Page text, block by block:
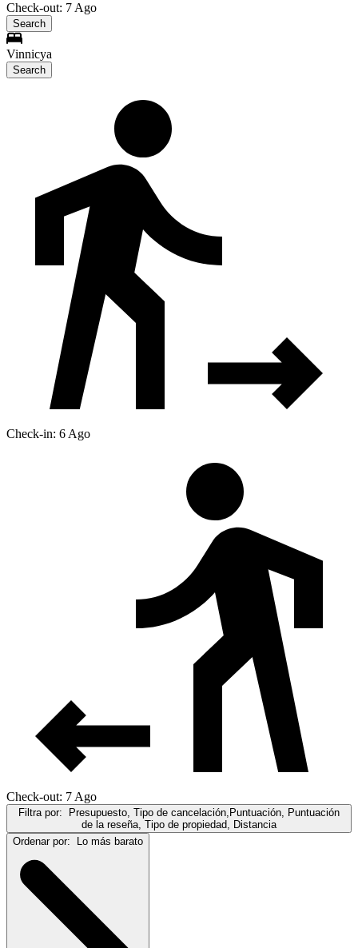
Check-out: 7 Ago
Search
Vinnicya
Search
Check-in: 6 Ago
Check-out: 7 Ago
Filtra por:
Presupuesto, Tipo de cancelación,Puntuación, Puntuación
de la reseña, Tipo de propiedad, Distancia
Ordenar por:
Lo más barato